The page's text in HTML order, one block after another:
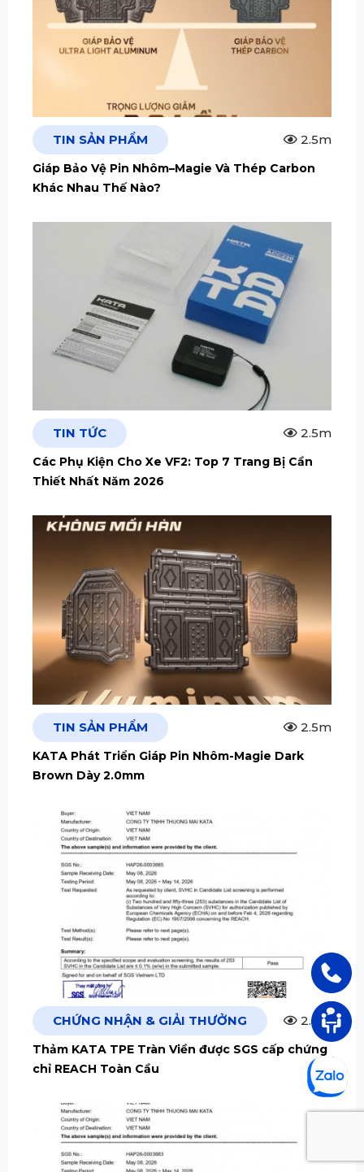
TIN SẢN PHẨM 2.5m
Giáp Bảo Vệ Pin Nhôm–Magie Và Thép Carbon
Khác Nhau Thế Nào?
TIN TỨC 2.5m
Các Phụ Kiện Cho Xe VF2: Top 7 Trang Bị Cần
Thiết Nhất Năm 2026
TIN SẢN PHẨM 2.5m
KATA Phát Triển Giáp Pin Nhôm-Magie Dark
Brown Dày 2.0mm
CHỨNG NHẬN & GIẢI THƯỞNG 2.5m
Thảm KATA TPE Tràn Viền được SGS cấp chứng
chỉ REACH Toàn Cầu